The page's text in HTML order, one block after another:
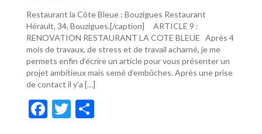
Restaurant la Côte Bleue : Bouzigues Restaurant
Hérault, 34, Bouzigues.[/caption] ARTICLE 9 :
RENOVATION RESTAURANT LA COTE BLEUE Après 4
mois de travaux, de stress et de travail acharné, je me
permets enfin d’écrire un article pour vous présenter un
projet ambitieux mais semé d’embûches. Après une prise
de contact il y’a […]
F
T